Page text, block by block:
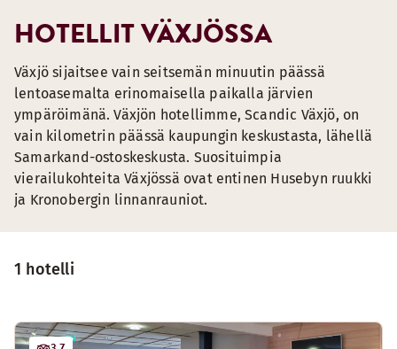
1 hotelli
HOTELLIT VÄXJÖSSA
Växjö sijaitsee vain seitsemän minuutin päässä
lentoasemalta erinomaisella paikalla järvien
ympäröimänä. Växjön hotellimme, Scandic Växjö, on
vain kilometrin päässä kaupungin keskustasta, lähellä
Samarkand-ostoskeskusta. Suosituimpia
vierailukohteita Växjössä ovat entinen Husebyn ruukki
ja Kronobergin linnanrauniot.